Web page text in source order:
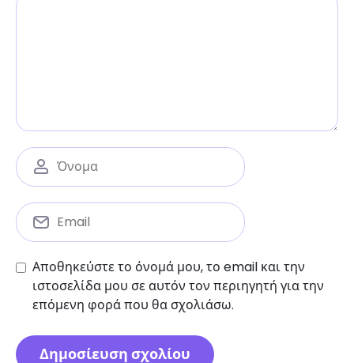
Αποθηκεύστε το όνομά μου, το email και την
ιστοσελίδα μου σε αυτόν τον περιηγητή για την
επόμενη φορά που θα σχολιάσω.